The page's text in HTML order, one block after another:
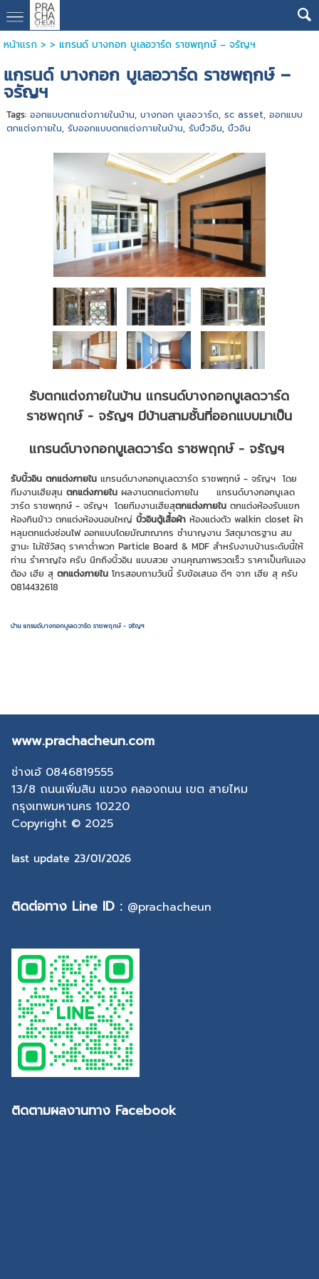
หน้าแรก> > แกรนด์ บางกอก บูเลอวาร์ด ราชพฤกษ์ – จรัญฯ
แกรนด์ บางกอก บูเลอวาร์ด ราชพฤกษ์ –
จรัญฯ
Tags: ออกแบบตกแต่งภายในบ้าน, บางกอก บูเลอวาร์ด, sc asset, ออกแบบ
ตกแต่งภายใน, รับออกแบบตกแต่งภายในบ้าน, รับบิ้วอิน, บิ้วอิน
รับตกแต่งภายในบ้าน แกรนด์บางกอกบูเลดวาร์ด
ราชพฤกษ์ - จรัญฯ มีบ้านสามชั้นที่ออกแบบมาเป็น
แกรนด์บางกอกบูเลดวาร์ด ราชพฤกษ์ - จรัญฯ
รับบิ้วอิน ตกแต่งภายใน แกรนด์บางกอกบูเลดวาร์ด ราชพฤกษ์ - จรัญฯ โดย
ทีมงานเฮียสุนตกแต่งภายในผลงานตกแต่งภายใน แกรนด์บางกอกบูเลด
วาร์ด ราชพฤกษ์ - จรัญฯ โดยทีมงานเฮียสุตกแต่งภายใน ตกแต่งห้องรับแขก
ห้องกินข้าว ตกแต่งห้องนอนใหญ่ บิ้วอินตู้เสื้อผ้า ห้องแต่งตัว walkin closet ฝ้า
หลุมตกแต่งซ่อนไฟ ออกแบบโดยมัณฑณากร ชำนาญงาน วัสดุมาตรฐาน สม
ฐานะ ไม่ใช้วัสดุ ราคาต่ำพวก Particle Board & MDF สำหรับงานบ้านระดับนี้ให้
ท่าน รำคาญใจ ครับ นึกถึงบิ้วอิน แบบสวย งานคุณภาพรวดเร็ว ราคาเป็นกันเอง
ต้อง เฮีย สุตกแต่งภายใน โทรสอบถามวันนี้ รับข้อเสนอ ดีๆ จาก เฮีย สุ ครับ
0814432618
บ้าน แกรนด์บางกอกบูเลดวาร์ด ราชพฤกษ์ - จรัญฯ
www.prachacheun.com
ช่างเอ้ 0846819555
13/8 ถนนเพิ่มสิน แขวง คลองถนน เขต สายไหม
กรุงเทพมหานคร 10220
Copyright © 2025
last update 23/01/2026
ติดต่อทาง Line ID : @prachacheun
ติดตามผลงานทาง Facebook